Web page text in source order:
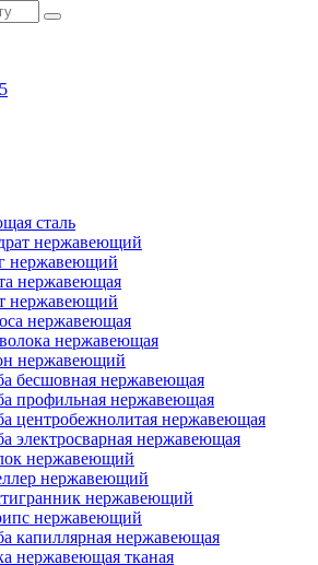
сталь
нержавеющий
нержавеющий
нержавеющая
нержавеющий
нержавеющая
нержавеющая
нержавеющий
бесшовная нержавеющая
профильная нержавеющая
центробежнолитая нержавеющая
электросварная нержавеющая
нержавеющий
нержавеющий
нержавеющий
нержавеющий
капиллярная нержавеющая
нержавеющая тканая